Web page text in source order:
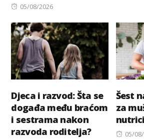
Posted
05/08/2026
Djeca i razvod: Šta se
događa među braćom
i sestrama nakon
razvoda roditelja?
Šest
za
05/